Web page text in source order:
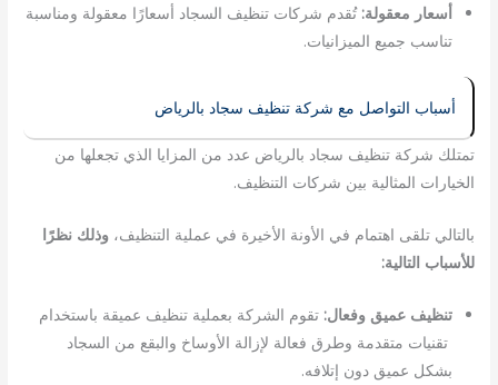
أسعار معقولة: تُقدم شركات تنظيف السجاد أسعارًا معقولة ومناسبة
تناسب جميع الميزانيات.
أسباب التواصل مع شركة تنظيف سجاد بالرياض
تمتلك شركة تنظيف سجاد بالرياض عدد من المزايا الذي تجعلها من
الخيارات المثالية بين شركات التنظيف.
بالتالي تلقى اهتمام في الأونة الأخيرة في عملية التنظيف،وذلك نظرًا
للأسباب التالية:
تنظيف عميق وفعال:تقوم الشركة بعملية تنظيف عميقة باستخدام
تقنيات متقدمة وطرق فعالة لإزالة الأوساخ والبقع من السجاد
بشكل عميق دون إتلافه.